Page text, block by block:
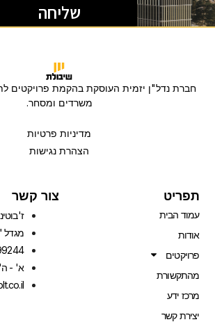
שליחה
חברת נדל"ן יזמית העוסקת בהקמת פרויקטים
משרדים ומסחר.
מדיניות פרטיות
הצהרת נגישות
תפריט
עמוד הבית
אודות
פרויקטים
מהתקשורת
מרכז ידע
יצירת קשר
צור קשר
ז'בוטינסקי
מגדל
א' - ה' 09:00-18:00